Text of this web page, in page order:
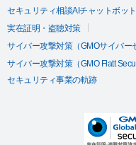
セキュリティ相談AIチャットボット
実在証明・盗聴対策
サイバー攻撃対策（GMOサイバー
サイバー攻撃対策（GMO Flatt
セキュリティ事業の軌跡